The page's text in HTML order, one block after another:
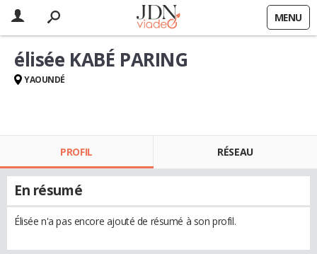
MENU
élisée KABÉ PARING
YAOUNDÉ
PROFIL RÉSEAU
En résumé
Élisée n'a pas encore ajouté de résumé à son profil.